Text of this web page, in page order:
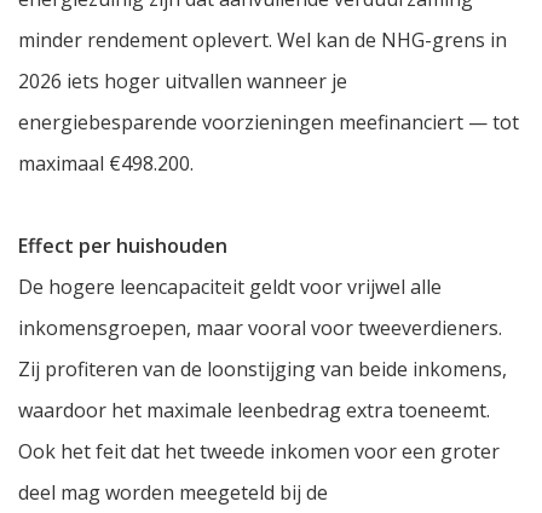
minder rendement oplevert. Wel kan de NHG-grens in
2026 iets hoger uitvallen wanneer je
energiebesparende voorzieningen meefinanciert — tot
maximaal €498.200.
Effect per huishouden
De hogere leencapaciteit geldt voor vrijwel alle
inkomensgroepen, maar vooral voor tweeverdieners.
Zij profiteren van de loonstijging van beide inkomens,
waardoor het maximale leenbedrag extra toeneemt.
Ook het feit dat het tweede inkomen voor een groter
deel mag worden meegeteld bij de